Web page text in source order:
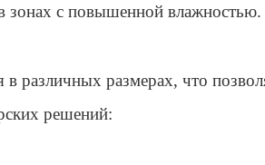
зонах с повышенной влажностью.
размерах, что
решений: